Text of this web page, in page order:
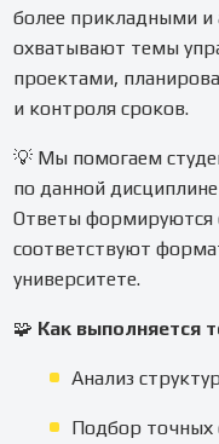
более прикладными и
охватывают темы
проектами,
и контроля сроков.
💡 Мы помогаем
по данной
Ответы формируются
соответствуют
университете.
🧩 Как выполняется
Анализ
Подбор